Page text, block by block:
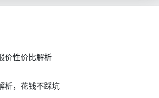
，小时单价锁定透明。单次服务即包含分
任何清洁物资。
决策表：
价性价比解析
析，花钱不踩坑